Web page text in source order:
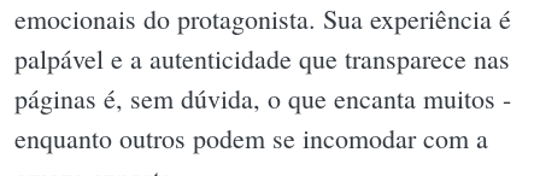
emocionais do protagonista. Sua experiência é
palpável e a autenticidade que transparece nas
páginas é, sem dúvida, o que encanta muitos -
enquanto outros podem se incomodar com a